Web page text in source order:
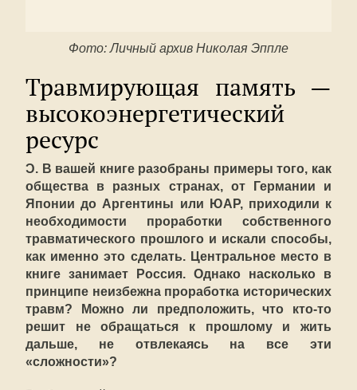
Фото: Личный архив Николая Эппле
Травмирующая память —
высокоэнергетический
ресурс
Ɔ. В вашей книге разобраны примеры того, как
общества в разных странах, от Германии и
Японии до Аргентины или ЮАР, приходили к
необходимости проработки собственного
травматического прошлого и искали способы,
как именно это сделать. Центральное место в
книге занимает Россия. Однако насколько в
принципе неизбежна проработка исторических
травм? Можно ли предположить, что кто-то
решит не обращаться к прошлому и жить
дальше, не отвлекаясь на все эти
«сложности»?